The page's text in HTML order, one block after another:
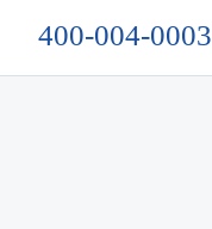
400-004-0003